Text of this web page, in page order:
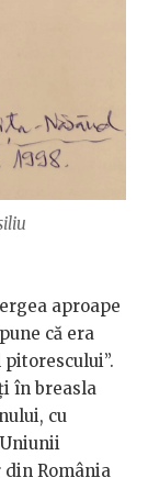
aproape
că era
în breasla
cu
România